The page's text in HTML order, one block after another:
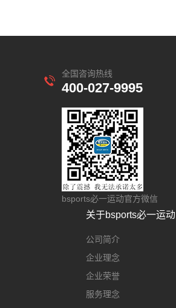
全国咨询热线
400-027-9995
bsports必一运动官方微信
关于bsports必一运动
公司简介
企业理念
企业荣誉
服务理念